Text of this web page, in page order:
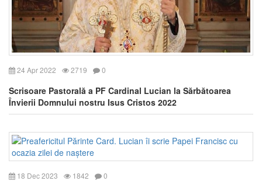
24 Apr 2022 2719 0
Scrisoare Pastorală a PF Cardinal Lucian la Sărbătoarea
Învierii Domnului nostru Isus Cristos 2022
18 Dec 2023 1842 0